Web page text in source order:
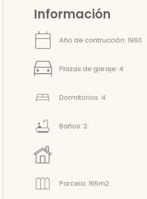
Información
Año de contrucción: 1960
Plazas de garaje: 4
Dormitorios: 4
Baños: 2
Parcela: 165m2